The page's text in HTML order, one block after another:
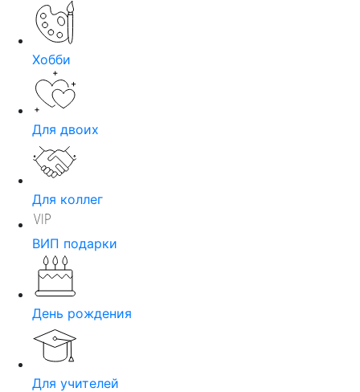
Хобби
Для двоих
Для коллег
ВИП подарки
День рождения
Для учителей